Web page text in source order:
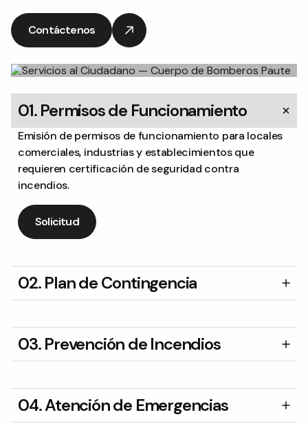
Contáctenos
01. Permisos de Funcionamiento
Emisión de permisos de funcionamiento para locales
comerciales, industrias y establecimientos que
requieren certificación de seguridad contra
incendios.
Solicitud
02. Plan de Contingencia
03. Prevención de Incendios
04. Atención de Emergencias